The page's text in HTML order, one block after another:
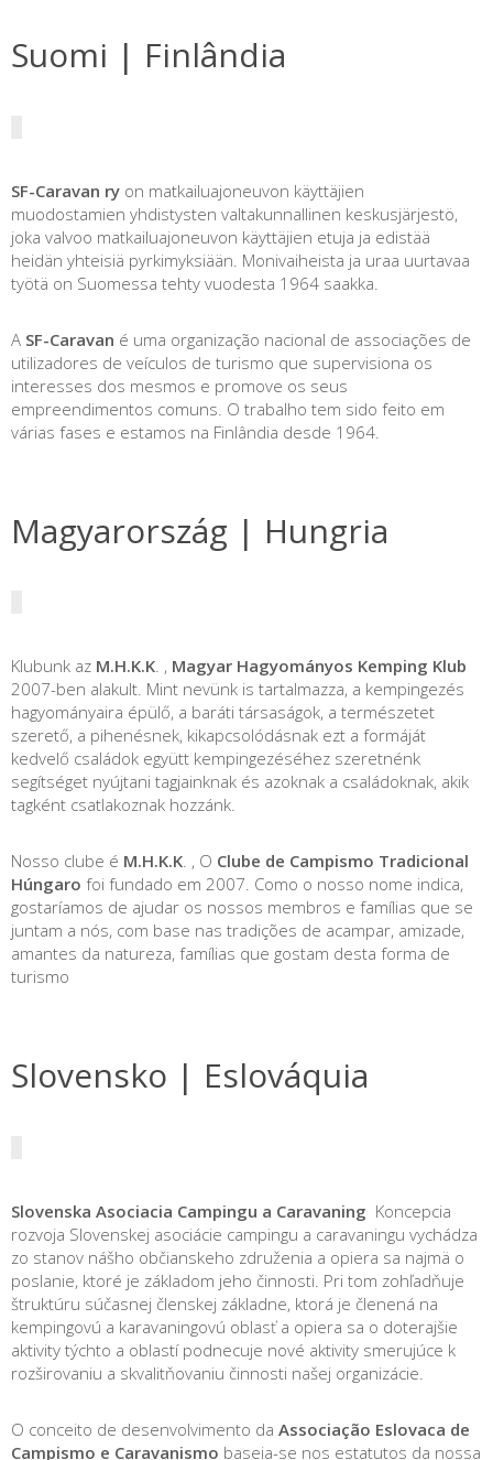
Suomi | Finlândia
SF-Caravan ry on matkailuajoneuvon käyttäjien
muodostamien yhdistysten valtakunnallinen keskusjärjestö,
joka valvoo matkailuajoneuvon käyttäjien etuja ja edistää
heidän yhteisiä pyrkimyksiään. Monivaiheista ja uraa uurtavaa
työtä on Suomessa tehty vuodesta 1964 saakka.
A SF-Caravan é uma organização nacional de associações de
utilizadores de veículos de turismo que supervisiona os
interesses dos mesmos e promove os seus
empreendimentos comuns. O trabalho tem sido feito em
várias fases e estamos na Finlândia desde 1964.
Magyarország | Hungria
Klubunk az M.H.K.K. , Magyar Hagyományos Kemping Klub
2007-ben alakult. Mint nevünk is tartalmazza, a kempingezés
hagyományaira épülő, a baráti társaságok, a természetet
szerető, a pihenésnek, kikapcsolódásnak ezt a formáját
kedvelő családok együtt kempingezéséhez szeretnénk
segítséget nyújtani tagjainknak és azoknak a családoknak, akik
tagként csatlakoznak hozzánk.
Nosso clube é M.H.K.K. , O Clube de Campismo Tradicional
Húngaro foi fundado em 2007. Como o nosso nome indica,
gostaríamos de ajudar os nossos membros e famílias que se
juntam a nós, com base nas tradições de acampar, amizade,
amantes da natureza, famílias que gostam desta forma de
turismo
Slovensko | Eslováquia
Slovenska Asociacia Campingu a Caravaning Koncepcia
rozvoja Slovenskej asociácie campingu a caravaningu vychádza
zo stanov nášho občianskeho združenia a opiera sa najmä o
poslanie, ktoré je základom jeho činnosti. Pri tom zohľadňuje
štruktúru súčasnej členskej základne, ktorá je členená na
kempingovú a karavaningovú oblasť a opiera sa o doterajšie
aktivity týchto a oblastí podnecuje nové aktivity smerujúce k
rozširovaniu a skvalitňovaniu činnosti našej organizácie.
O conceito de desenvolvimento da Associação Eslovaca de
Campismo e Caravanismo baseia-se nos estatutos da nossa